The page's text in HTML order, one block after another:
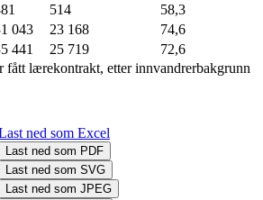
514
58,3
043 23 168
74,6
441 25 719
72,6
fått lærekontrakt, etter innvandrerbakgrunn
ned som Excel
Last ned som PDF
Last ned som SVG
Last ned som JPEG